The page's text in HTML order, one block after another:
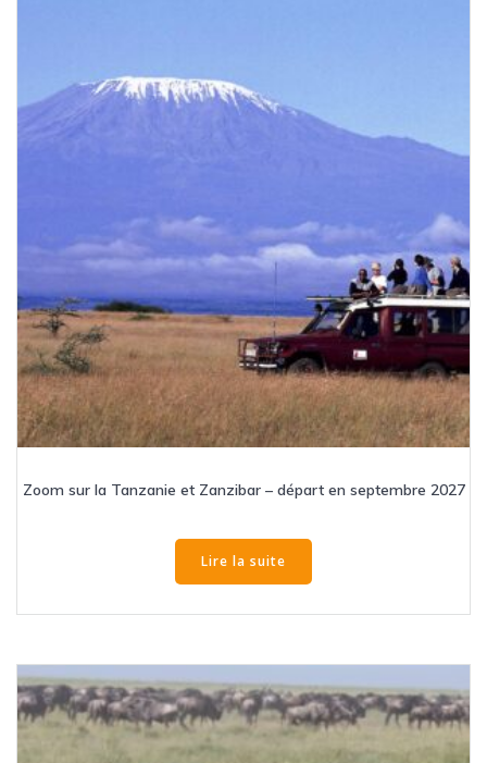
Zoom sur la Tanzanie et Zanzibar – départ en septembre 2027
Lire la suite